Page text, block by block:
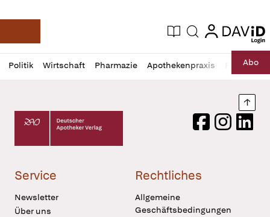
Deutsche Apotheker Zeitung
Aktuelle Ausgabe
Suche login
login
Politik Wirtschaft Pharmazie Apothekenpraxis RechtAbo
Profil
öffnen
Daz
Pur
Deutscher Apotheker Verlag Logo
FacebookInstagram
Service
Newsletter
Über uns
Rechtliches
Allgemeine
Geschäftsbedingungen